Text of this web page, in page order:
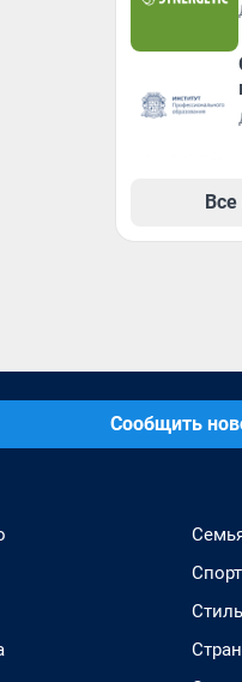
Сообщить
Спорт